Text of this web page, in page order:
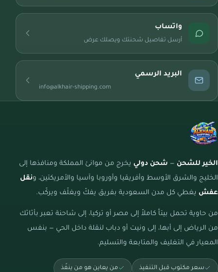
واتساب
أرسل تفاصيل شحنتك ويصلك عرض
البريد الرسمي
info@alkhair-shipping.com
الخير للشحن — شحن دولي يخرج من موانئ المملكة ومنافذها إلى
الخليج والشرق الأوسط وأفريقيا وأوروبا وآسيا والأمريكتين، ونقل
عفش يغطي كل مدن السعودية بفريق يفكّ ويغلّف ويركّب.
من حاوية تحمل بيتاً كاملاً إلى مصر أو تركيا، إلى شاحنة تعبر بأثاثك
من الرياض إلى أبها، إلى ونيت أو دباب لنقلة داخل الحي — بنفس
المعيار في التغليف والمتابعة والتسليم.
سعر مكتوب قبل التنفيذ من يعاين هو من ينفّذ